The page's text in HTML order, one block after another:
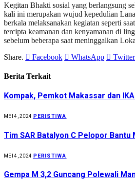
Kegitan Bhakti sosial yang berlangsung
kali ini merupakan wujud kepedulian
berkala melaksanakan kegiatan seperti
tercipta keamanan dan kenyamanan di
sebelum beberapa saat meninggalkan
Share.
Facebook WhatsApp Twitter
Berita Terkait
Kompak, Pemkot Makassar dan
MEI 4, 2024 PERISTIWA
Tim SAR Batalyon C Pelopor
MEI 4, 2024 PERISTIWA
Gempa M 3,2 Guncang Polewali